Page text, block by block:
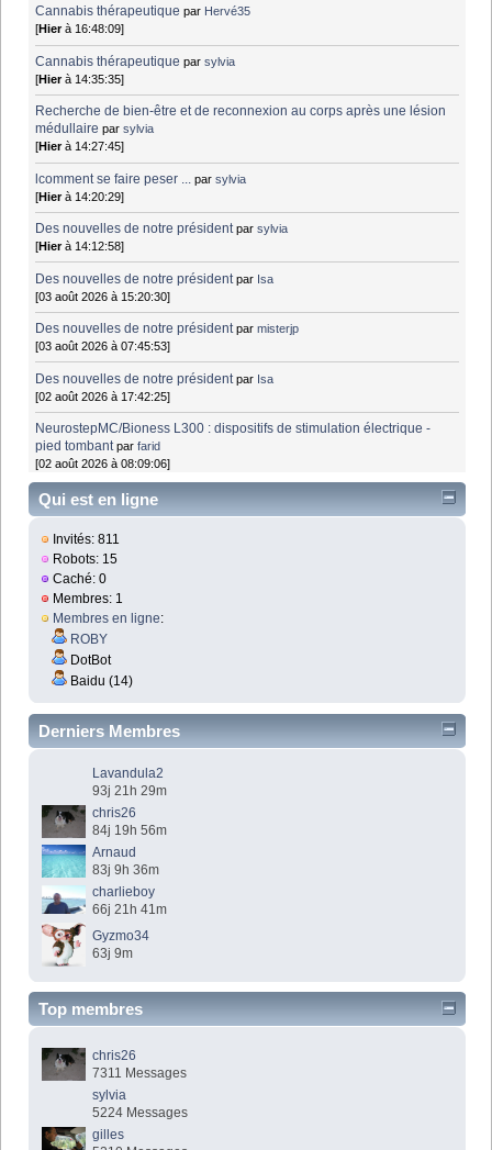
Cannabis thérapeutique par Hervé35
[Hierà 16:48:09]
Cannabis thérapeutique parsylvia
[Hierà 14:35:35]
Recherche de bien-être et de reconnexion au corps après une lésion
médullaire parsylvia
[Hierà 14:27:45]
lcomment se faire peser ... parsylvia
[Hierà 14:20:29]
Des nouvelles de notre président parsylvia
[Hierà 14:12:58]
Des nouvelles de notre président par Isa
[03 août 2026 à 15:20:30]
Des nouvelles de notre président parmisterjp
[03 août 2026 à 07:45:53]
Des nouvelles de notre président par Isa
[02 août 2026 à 17:42:25]
NeurostepMC/Bioness L300 : dispositifs de stimulation électrique -
pied tombant parfarid
[02 août 2026 à 08:09:06]
Qui est en ligne
Invités: 811
Robots: 15
Caché: 0
Membres: 1
Membres en ligne:
ROBY
DotBot
Baidu (14)
Derniers Membres
Lavandula2
93j 21h 29m
chris26
84j 19h 56m
Arnaud
83j 9h 36m
charlieboy
66j 21h 41m
Gyzmo34
63j 9m
Top membres
chris26
7311 Messages
sylvia
5224 Messages
gilles